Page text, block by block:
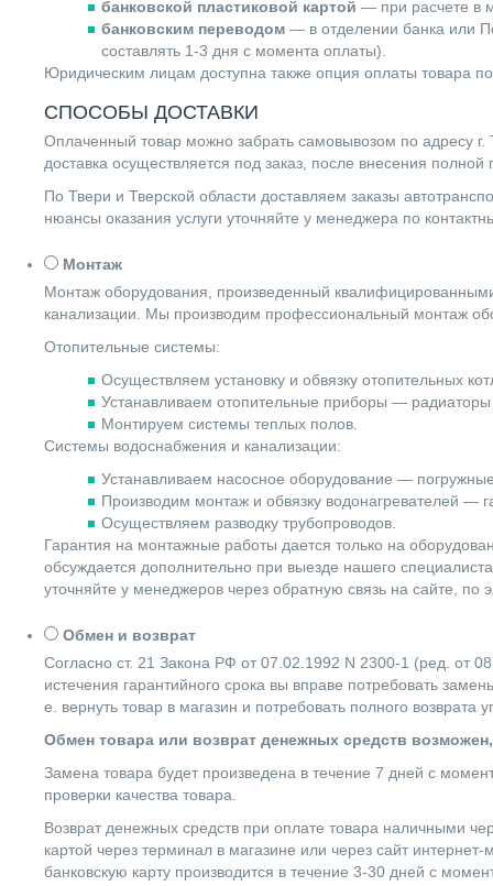
банковской пластиковой картой — при расчете в
банковским переводом — в отделении банка или
составлять 1-3 дня с момента оплаты).
Юридическим лицам доступна также опция оплаты товара
СПОСОБЫ ДОСТАВКИ
Оплаченный товар можно забрать самовывозом по адресу г.
доставка осуществляется под заказ, после внесения полной
По Твери и Тверской области доставляем заказы
нюансы оказания услуги уточняйте у менеджера по
Монтаж
Монтаж оборудования, произведенный
канализации. Мы производим профессиональный монтаж
Отопительные системы:
Осуществляем установку и обвязку отопительных
Устанавливаем отопительные приборы —
Монтируем системы теплых полов.
Системы водоснабжения и канализации:
Устанавливаем насосное оборудование —
Производим монтаж и обвязку водонагревателей —
Осуществляем разводку трубопроводов.
Гарантия на монтажные работы дается только на
обсуждается дополнительно при выезде нашего
уточняйте у менеджеров через обратную связь на сайте,
Обмен и возврат
Согласно ст. 21 Закона РФ от 07.02.1992 N 2300-1 (ред. от
истечения гарантийного срока вы вправе потребовать
е. вернуть товар в магазин и потребовать полного
Обмен товара или возврат денежных средств
Замена товара будет произведена в течение 7 дней с
проверки качества товара.
Возврат денежных средств при оплате товара наличными
картой через терминал в магазине или через сайт
банковскую карту производится в течение 3-30 дней с